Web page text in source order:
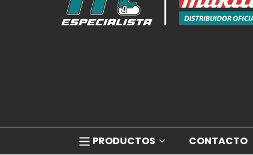
PRODUCTOS CONTACTO